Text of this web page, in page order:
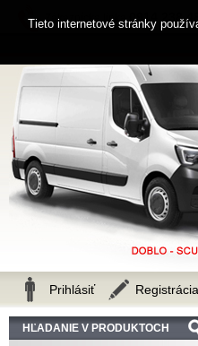
HĽADANIE V PRODUKTOCH
Zákaznícka linka 0914 238
Prihlásiť Registrácia
Tieto internetové stránky